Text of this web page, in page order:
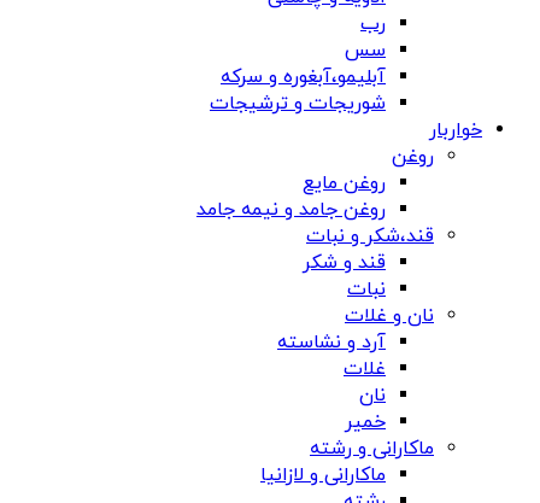
رب
سس
آبلیمو،آبغوره و سرکه
شوریجات و ترشیجات
خواربار
روغن
روغن مایع
روغن جامد و نیمه جامد
قند،شکر و نبات
قند و شکر
نبات
نان و غلات
آرد و نشاسته
غلات
نان
خمیر
ماکارانی و رشته
ماکارانی و لازانیا